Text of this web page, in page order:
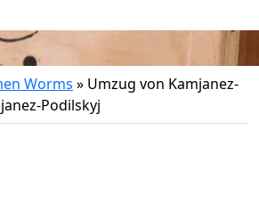
Worms » Umzug von Kamjanez-
Podilskyj